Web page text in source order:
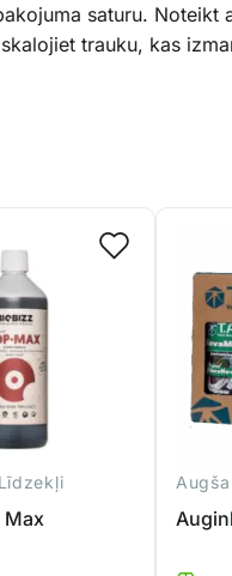
saturu.
trauku, kas
Max